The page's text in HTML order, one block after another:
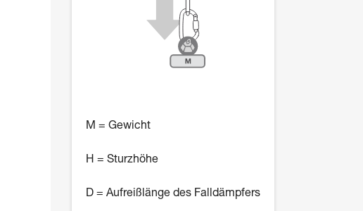
M = Gewicht
H = Sturzhöhe
D = Aufreißlänge des Falldämpfers